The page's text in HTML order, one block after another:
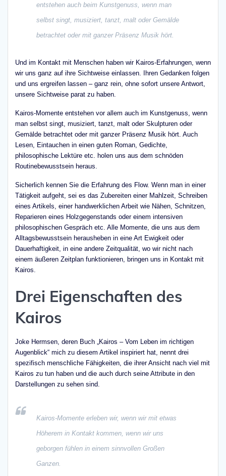
entstehen auch beim Kunstgenuss, wenn man
selbst singt, musiziert, tanzt, malt oder Gemälde
betrachtet oder mit ganzer Präsenz Musik hört.
Und im Kontakt mit Menschen haben wir Kairos-Erfahrungen, wenn
wir uns ganz auf ihre Sichtweise einlassen. Ihren Gedanken folgen
und uns ergreifen lassen – ganz rein, ohne sofort unsere Antwort,
unsere Sichtweise parat zu haben.
Kairos-Momente entstehen vor allem auch im Kunstgenuss, wenn
man selbst singt, musiziert, tanzt, malt oder Skulpturen oder
Gemälde betrachtet oder mit ganzer Präsenz Musik hört. Auch
Lesen, Eintauchen in einen guten Roman, Gedichte,
philosophische Lektüre etc. holen uns aus dem schnöden
Routinebewusstsein heraus.
Sicherlich kennen Sie die Erfahrung des Flow. Wenn man in einer
Tätigkeit aufgeht, sei es das Zubereiten einer Mahlzeit, Schreiben
eines Artikels, einer handwerklichen Arbeit wie Nähen, Schnitzen,
Reparieren eines Holzgegenstands oder einem intensiven
philosophischen Gespräch etc. Alle Momente, die uns aus dem
Alltagsbewusstsein herausheben in eine Art Ewigkeit oder
Dauerhaftigkeit, in eine andere Zeitqualität, wo wir nicht nach
einem äußeren Zeitplan funktionieren, bringen uns in Kontakt mit
Kairos.
Drei Eigenschaften des
Kairos
Joke Hermsen, deren Buch „Kairos – Vom Leben im richtigen
Augenblick“ mich zu diesem Artikel inspiriert hat, nennt drei
spezifisch menschliche Fähigkeiten, die ihrer Ansicht nach viel mit
Kairos zu tun haben und die auch durch seine Attribute in den
Darstellungen zu sehen sind.
Kairos-Momente erleben wir, wenn wir mit etwas
Höherem in Kontakt kommen, wenn wir uns
geborgen fühlen in einem sinnvollen Großen
Ganzen.